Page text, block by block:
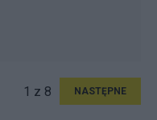
1 z 8 NASTĘPNE